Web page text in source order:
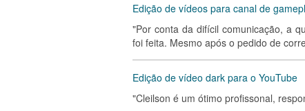
Edição de vídeos para canal de
"Por conta da difícil comunicação, a
foi feita. Mesmo após o pedido de
Edição de vídeo dark para o YouTube
"Cleilson é um ótimo profissonal,